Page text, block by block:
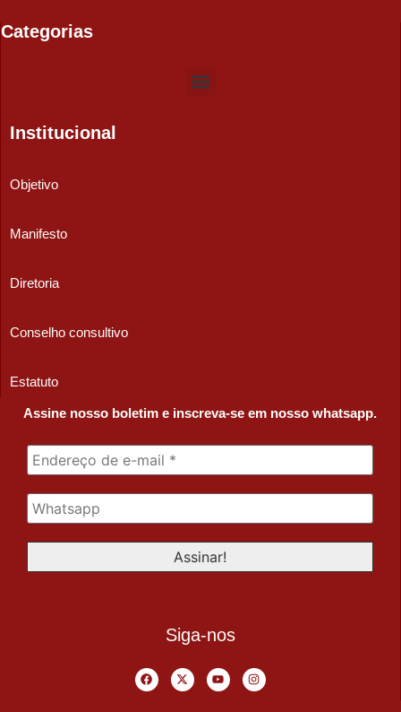
Categorias
Institucional
Objetivo
Manifesto
Diretoria
Conselho consultivo
Estatuto
Assine nosso boletim e inscreva-se em nosso whatsapp.
Siga-nos